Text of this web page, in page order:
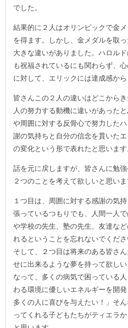
でした。
結果的に２人はオリンピックで金
を得ます。しかし、金メダルを取
大きな違いがありました。ハロル
も祝福されているにも関わらず、
に対して、エリックには達成感か
皆さんこの２人の違いはどこから
人の努力する動機に違いがあった
や周囲に対する反骨心で努力した
謝の気持ちと自分の信念を貫いた
の変化という形で表れたと思います
話を元に戻しますが、皆さんに勉強
２つのことを考えて欲しいと思いま
１つ目は、周囲に対する感謝の気
張っているつもりでも、人間一人
や学校の先生、塾の先生、友達な
れるということを忘れないでくださ
そして、２つ目は将来のある皆さ
せに出来るような夢を持って欲し
なって、多くの病気で困っている
わる環境に優しいエネルギーを開
多くの人に喜びを与えたい！」そ
ってくれる子どもたちがティエラ